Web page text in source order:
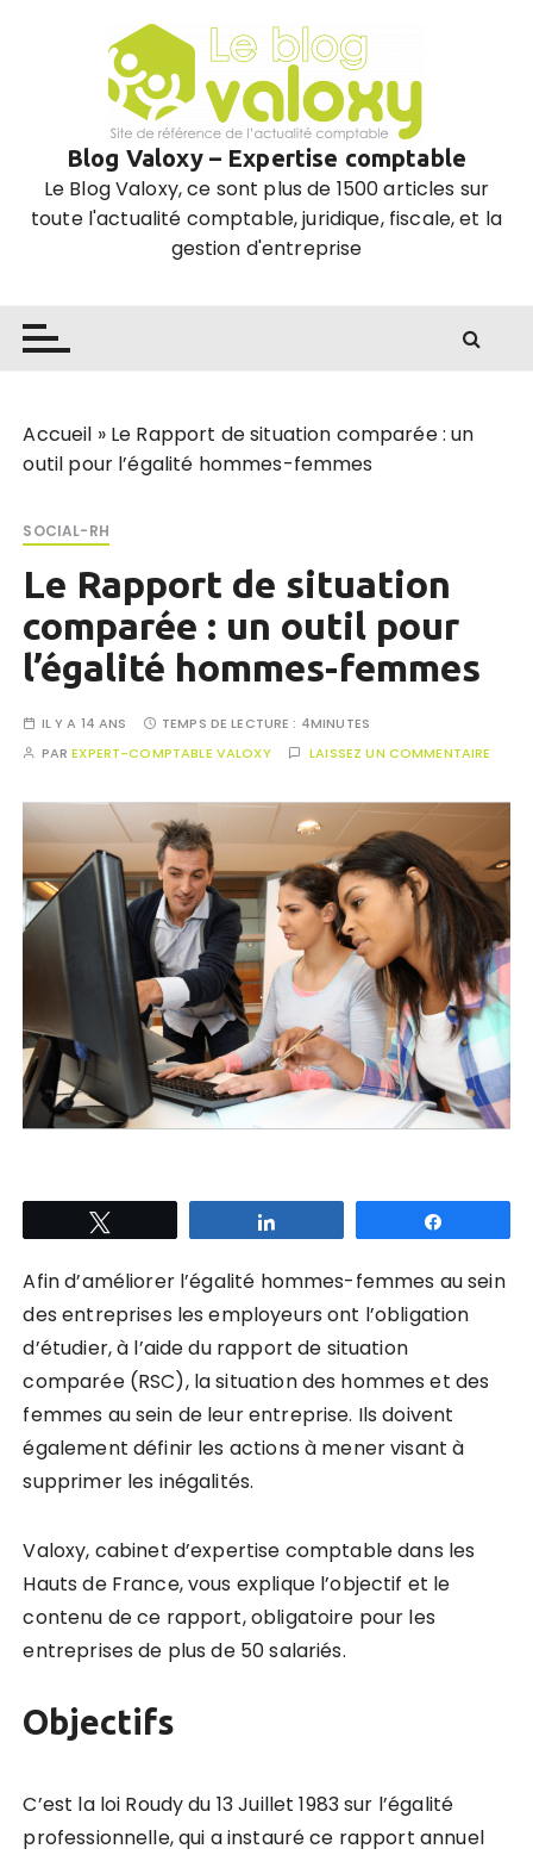
Blog Valoxy – Expertise comptable
Le Blog Valoxy, ce sont plus de 1500 articles sur
toute l'actualité comptable, juridique, fiscale, et la
gestion d'entreprise
Accueil » Le Rapport de situation comparée : un
outil pour l’égalité hommes-femmes
SOCIAL-RH
Le Rapport de situation
comparée : un outil pour
l’égalité hommes-femmes
IL Y A 14 ANS TEMPS DE LECTURE : 4MINUTES
PAREXPERT-COMPTABLE VALOXY LAISSEZ UN COMMENTAIRE
Afin d’améliorer l’égalité hommes-femmes au sein
des entreprises les employeurs ont l’obligation
d’étudier, à l’aide du rapport de situation
comparée (RSC), la situation des hommes et des
femmes au sein de leur entreprise. Ils doivent
également définir les actions à mener visant à
supprimer les inégalités.
Valoxy, cabinet d’expertise comptable dans les
Hauts de France, vous explique l’objectif et le
contenu de ce rapport, obligatoire pour les
entreprises de plus de 50 salariés.
Objectifs
C’est la loi Roudy du 13 Juillet 1983 sur l’égalité
professionnelle, qui a instauré ce rapport annuel